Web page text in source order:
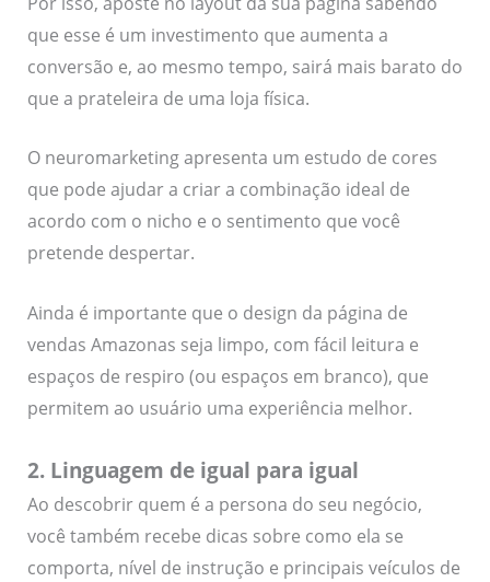
que esse é um investimento que aumenta a
conversão e, ao mesmo tempo, sairá mais barato do
que a prateleira de uma loja física.
O neuromarketing apresenta um estudo de cores
que pode ajudar a criar a combinação ideal de
acordo com o nicho e o sentimento que você
pretende despertar.
Ainda é importante que o design da página de
vendas Amazonas seja limpo, com fácil leitura e
espaços de respiro (ou espaços em branco), que
permitem ao usuário uma experiência melhor.
2. Linguagem de igual para igual
Ao descobrir quem é a persona do seu negócio,
você também recebe dicas sobre como ela se
comporta, nível de instrução e principais veículos de